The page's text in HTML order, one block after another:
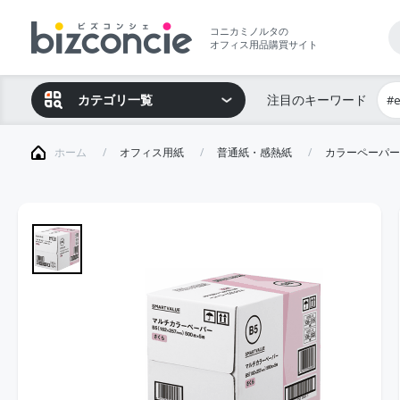
コニカミノルタの
オフィス用品購買サイト
カテゴリ一覧 注目のキーワード
ホーム オフィス用紙 普通紙・感熱紙 カラーペーパー